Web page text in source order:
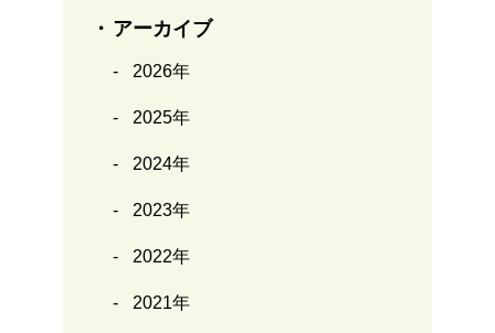
アーカイブ
2026年
2025年
2024年
2023年
2022年
2021年